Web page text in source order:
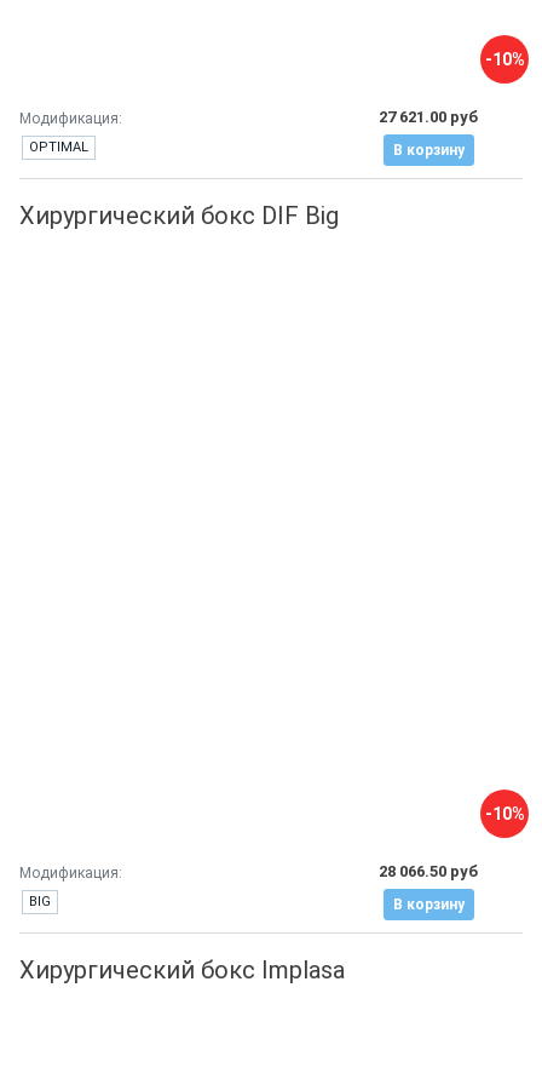
-10%
Модификация:
OPTIMAL
27 621.00 руб
В корзину
Хирургический бокс DIF Big
-10%
Модификация:
BIG
28 066.50 руб
В корзину
Хирургический бокс Implasa